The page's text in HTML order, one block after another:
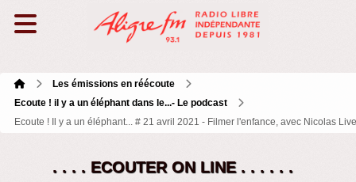
Les émissions en réécoute
Ecoute ! il y a un éléphant dans le...- Le podcast
Ecoute ! Il y a un éléphant... # 21 avril 2021 - Filmer l'enfance, avec Nicolas
. . . . ECOUTER ON LINE . . . . . .